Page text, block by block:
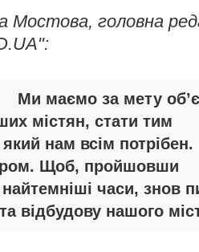
Мостова, головна
Ми маємо за мету
містян, стати тим
нам всім потрібен.
Щоб, пройшовши
часи, знов
відбудову нашого